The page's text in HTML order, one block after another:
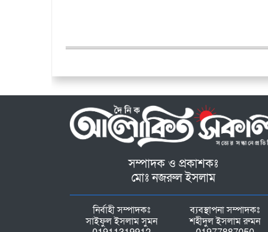
সম্পাদক ও প্রকাশকঃ
মোঃ নজরুল ইসলাম
নির্বাহী সম্পাদকঃ
সাইফুল ইসলাম সুমন
ব্যবস্থাপনা সম্পাদকঃ
শহীদুল ইসলাম রুমন